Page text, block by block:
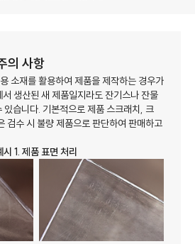
의 사항
소재를 활용하여 제품을 제작하는 경우가
생산된 새 제품일지라도 잔기스나 잔물
있습니다. 기본적으로 제품 스크래치, 크
검수 시 불량 제품으로 판단하여 판매하고
시 1. 제품 표면 처리